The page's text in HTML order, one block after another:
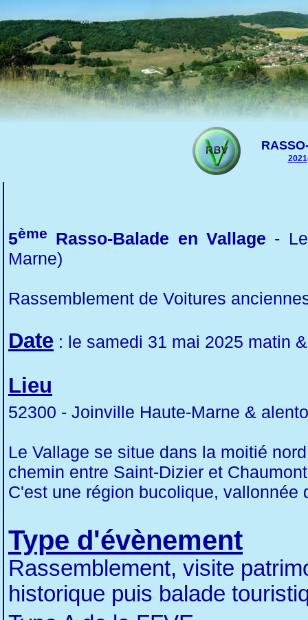
2021
5ème Rasso-Balade en Vallage -
Marne)
Rassemblement de Voitures
Date : le samedi 31 mai 2025 matin
Lieu
52300 - Joinville Haute-Marne &
Le Vallage se situe dans la moitié
chemin entre Saint-Dizier et
C'est une région bucolique,
Type d'évènement
Rassemblement, visite
historique puis balade